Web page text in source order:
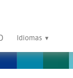
Idiomas